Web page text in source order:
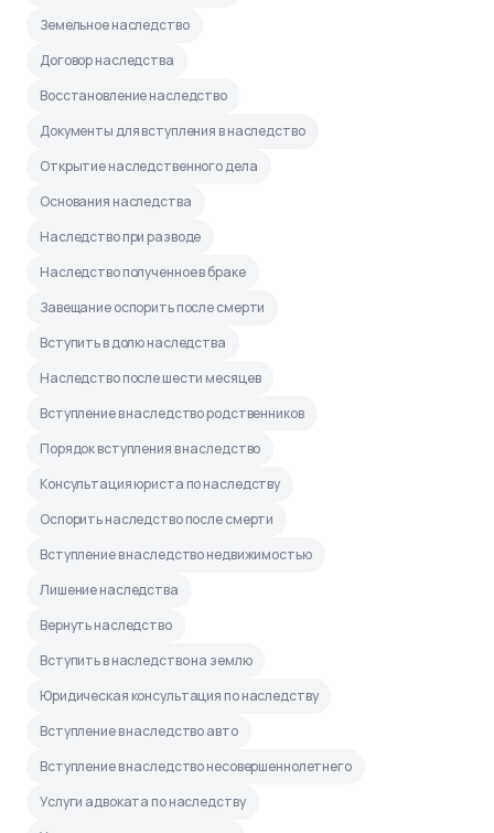
Земельное наследство
Договор наследства
Восстановление наследство
Документы для вступления в наследство
Открытие наследственного дела
Основания наследства
Наследство при разводе
Наследство полученное в браке
Завещание оспорить после смерти
Вступить в долю наследства
Наследство после шести месяцев
Вступление в наследство родственников
Порядок вступления в наследство
Консультация юриста по наследству
Оспорить наследство после смерти
Вступление в наследство недвижимостью
Лишение наследства
Вернуть наследство
Вступить в наследство на землю
Юридическая консультация по наследству
Вступление в наследство авто
Вступление в наследство несовершеннолетнего
Услуги адвоката по наследству